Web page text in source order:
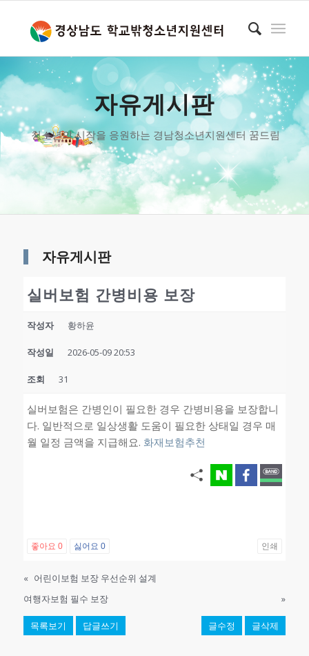
자유게시판
청소년의 시작을 응원하는 경남청소년지원센터 꿈드림
자유게시판
실버보험 간병비용 보장
작성자 황하윤
작성일 2026-05-09 20:53
조회 31
실버보험은 간병인이 필요한 경우 간병비용을 보장합니
다. 일반적으로 일상생활 도움이 필요한 상태일 경우 매
월 일정 금액을 지급해요. 화재보험추천
좋아요 0 싫어요 0 인쇄
« 어린이보험 보장 우선순위 설계
여행자보험 필수 보장
»
목록보기 답글쓰기 글수정 글삭제